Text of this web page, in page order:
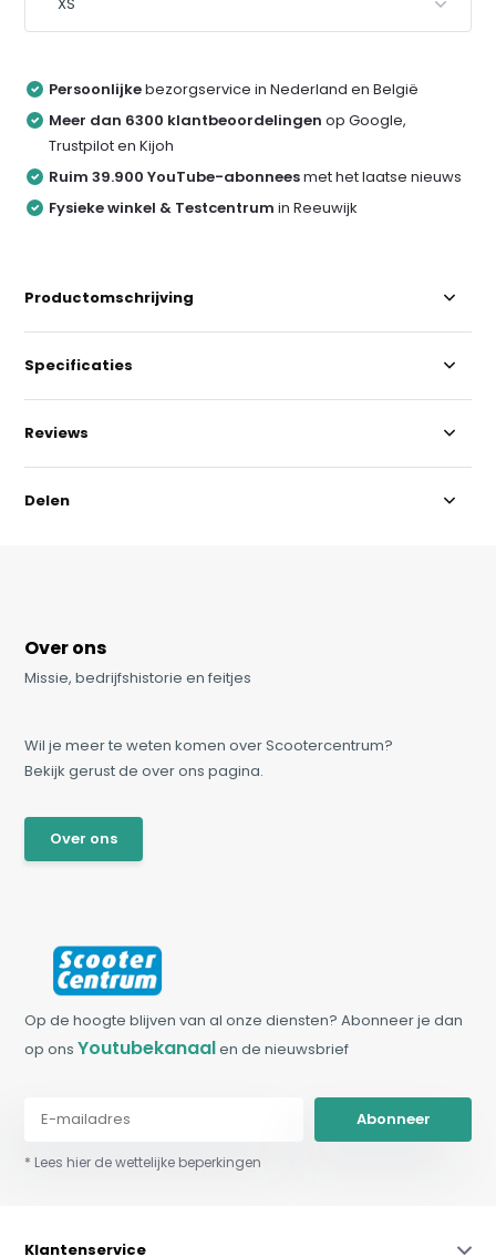
Persoonlijkebezorgservice in Nederland en België
Meer dan 6300 klantbeoordelingenop Google,
Trustpilot en Kijoh
Ruim 39.900 YouTube-abonneesmet het laatse nieuws
Fysieke winkel & Testcentrum in Reeuwijk
Productomschrijving
Specificaties
Reviews
Delen
Over ons
Missie, bedrijfshistorie en feitjes
Wil je meer te weten komen over Scootercentrum?
Bekijk gerust de over ons pagina.
Over ons
Op de hoogte blijven van al onze diensten? Abonneer je dan
op onsYoutubekanaalen de nieuwsbrief
Abonneer
* Lees hier de wettelijke beperkingen
Klantenservice